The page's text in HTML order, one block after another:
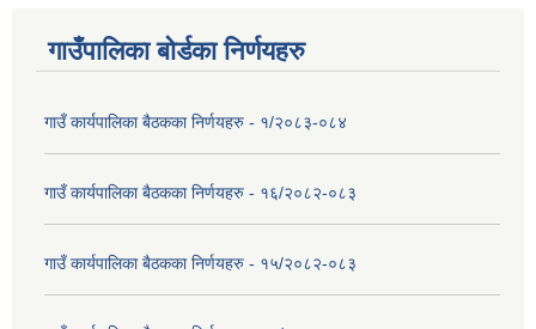
गाउँपालिका बोर्डका निर्णयहरु
गाउँ कार्यपालिका बैठकका निर्णयहरु - १/२०८३-०८४
गाउँ कार्यपालिका बैठकका निर्णयहरु - १६/२०८२-०८३
गाउँ कार्यपालिका बैठकका निर्णयहरु - १५/२०८२-०८३